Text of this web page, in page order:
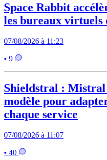
Space Rabbit
les bureaux virtuels
07/08/2026 à 11:23
• 9
Shieldstral :
modèle pour
chaque service
07/08/2026 à 11:07
• 40